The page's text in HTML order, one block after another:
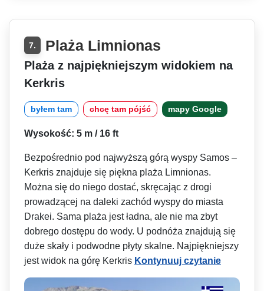
7. Plaża Limnionas
Plaża z najpiękniejszym widokiem na
Kerkris
byłem tam chcę tam pójść mapy Google
Wysokość: 5 m / 16 ft
Bezpośrednio pod najwyższą górą wyspy Samos –
Kerkris znajduje się piękna plaża Limnionas.
Można się do niego dostać, skręcając z drogi
prowadzącej na daleki zachód wyspy do miasta
Drakei. Sama plaża jest ładna, ale nie ma zbyt
dobrego dostępu do wody. U podnóża znajdują się
duże skały i podwodne płyty skalne. Najpiękniejszy
jest widok na górę Kerkris Kontynuuj czytanie